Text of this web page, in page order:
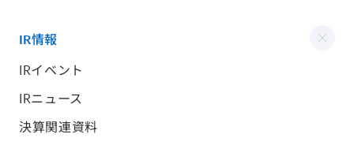
IR情報
IRイベント
IRニュース
決算関連資料